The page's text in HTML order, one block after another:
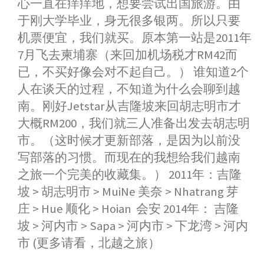
r
o
心一直在痒痒地，想要尝试出国旅游。由
于刚大学毕业，身无很多银两。所以只要
机票便宜，我们就买。原本第一站是2011年
7月飞去柬埔寨（来回加机场税才RM42而
已，不买好像会对不起自己。） 谁知道2个
人在谈天的过程，不知道为什么会聊到越
南。刚好Jetstar从吉隆坡来回胡志明市才
大概RM200，我们就三人准备出发去胡志明
市。（这时候才更新部落，是因为以前没
写部落的习惯。而现在的我想给我们越南
之旅一个完美的收藏集。） 2011年：吉隆
坡 > 胡志明市 > MuiNe 美奈 > Nhatrang 芽
庄 > Hue 顺化 > Hoian 会安 2014年： 吉隆
坡 > 河内市 > Sapa > 河内市 > 下龙湾 > 河内
市 (更多请看，北越之旅）